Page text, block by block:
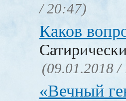
/ 20:47)
Каков
(09.01.2018 /
«Вечный